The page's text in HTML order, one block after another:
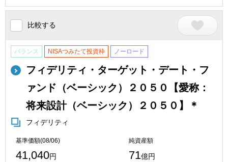
比較する
バランス NISAつみたて投資枠 ノーロード
フィデリティ・ターゲット・デート・フ
ァンド（ベーシック）２０５０【愛称：
将来設計（ベーシック）２０５０】＊
フィデリティ
基準価額(08/06)
41,040円
純資産額
71億円